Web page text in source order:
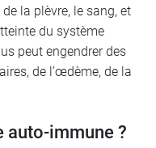
la plèvre, le sang, et
du système
peut engendrer des
de l’œdème, de la
auto-immune ?